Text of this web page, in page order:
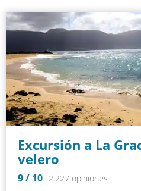
Excursión a La
velero
9/ 10 2.227 opiniones